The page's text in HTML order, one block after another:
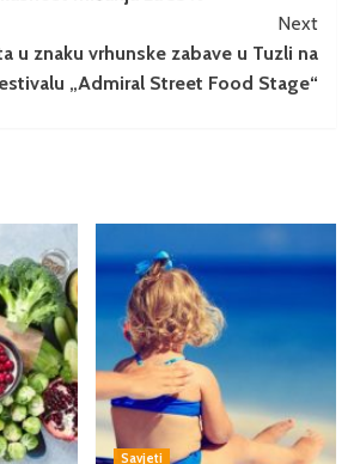
Next
u znaku vrhunske zabave u Tuzli na
„Admiral Street Food Stage“
Savjeti